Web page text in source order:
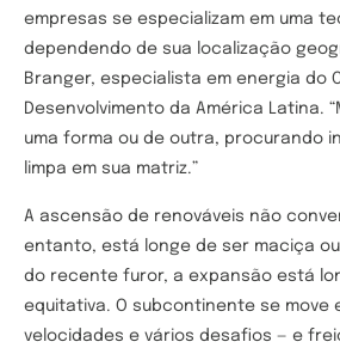
empresas se especializam em uma
dependendo de sua localização
Branger, especialista em energia do
Desenvolvimento da América Latina.
uma forma ou de outra, procurando
limpa em sua matriz.”
A ascensão de renováveis não
entanto, está longe de ser maciça
do recente furor, a expansão está
equitativa. O subcontinente se move
velocidades e vários desafios — e